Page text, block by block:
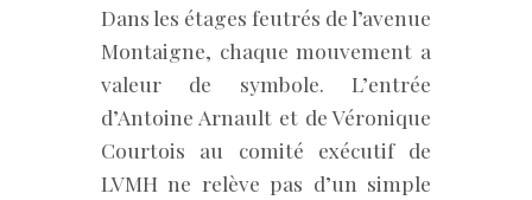
Dans les étages feutrés de l’avenue
Montaigne, chaque mouvement a
valeur de symbole. L’entrée
d’Antoine Arnault et de Véronique
Courtois au comité exécutif de
LVMH ne relève pas d’un simple